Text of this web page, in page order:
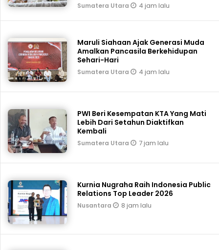
Sumatera Utara 4 jam lalu
Maruli Siahaan Ajak Generasi Muda
Amalkan Pancasila Berkehidupan
Sehari-Hari
Sumatera Utara 4 jam lalu
PWI Beri Kesempatan KTA Yang Mati
Lebih Dari Setahun Diaktifkan
Kembali
Sumatera Utara 7 jam lalu
Kurnia Nugraha Raih Indonesia Public
Relations Top Leader 2026
Nusantara 8 jam lalu